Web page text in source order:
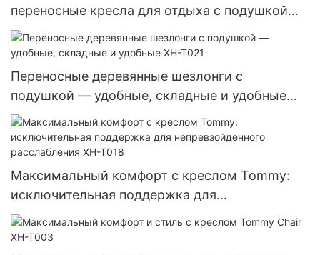
переносные кресла для отдыха с подушкой
XH-T024
Переносные деревянные шезлонги с
подушкой — удобные, складные и удобные
XH-T021
Максимальный комфорт с креслом Tommy:
исключительная поддержка для
непревзойденного расслабления XH-T018